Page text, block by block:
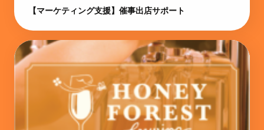
【マーケティング支援】催事出店サポート